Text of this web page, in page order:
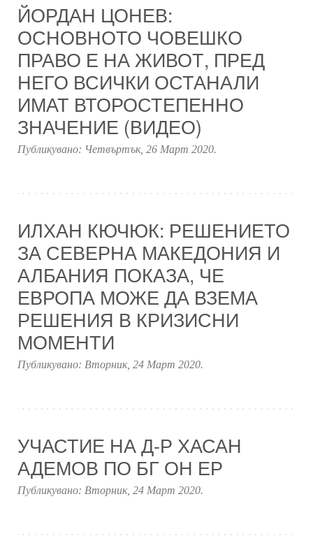
ЙОРДАН ЦОНЕВ:
ОСНОВНОТО ЧОВЕШКО
ПРАВО Е НА ЖИВОТ, ПРЕД
НЕГО ВСИЧКИ ОСТАНАЛИ
ИМАТ ВТОРОСТЕПЕННО
ЗНАЧЕНИЕ (ВИДЕО)
Публикувано: Четвъртък, 26 Март 2020.
ИЛХАН КЮЧЮК: РЕШЕНИЕТО
ЗА СЕВЕРНА МАКЕДОНИЯ И
АЛБАНИЯ ПОКАЗА, ЧЕ
ЕВРОПА МОЖЕ ДА ВЗЕМА
РЕШЕНИЯ В КРИЗИСНИ
МОМЕНТИ
Публикувано: Вторник, 24 Март 2020.
УЧАСТИЕ НА Д-Р ХАСАН
АДЕМОВ ПО БГ ОН ЕР
Публикувано: Вторник, 24 Март 2020.